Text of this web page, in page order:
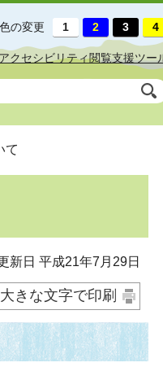
の変更
アクセシビリティ閲覧支援ツー
て
日 平成21年7月29日
大きな文字で印刷